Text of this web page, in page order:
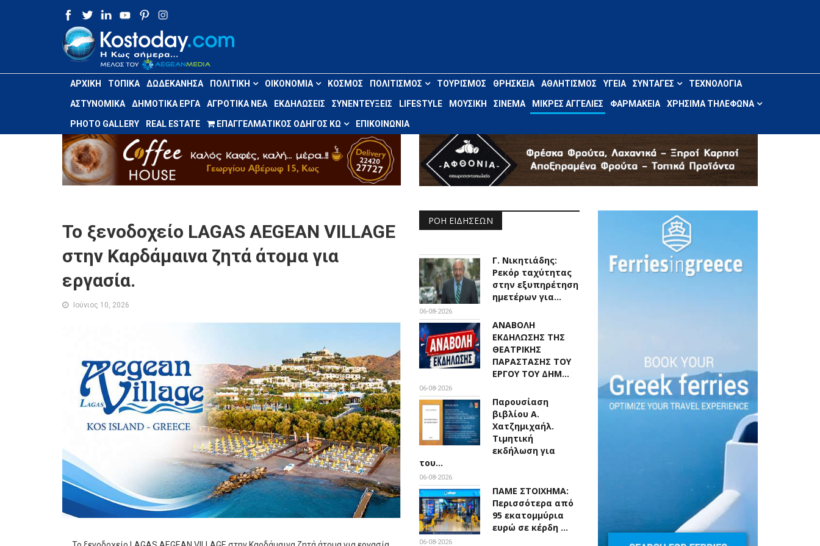
ΑΡΧΙΚΉ ΤΟΠΙΚΆ ΔΩΔΕΚΆΝΗΣΑ ΠΟΛΙΤΙΚΉ ΟΙΚΟΝΟΜΊΑ ΚΌΣΜΟΣ ΠΟΛΙΤΙΣΜΌΣ ΤΟΥΡΙΣΜΌΣ ΘΡΗΣΚΕΊΑ ΑΘΛΗΤΙΣΜΌΣ ΥΓΕΊΑ ΣΥΝΤΑΓΈΣ ΤΕΧΝΟΛΟΓΊΑ
ΑΣΤΥΝΟΜΙΚΆ ΔΗΜΟΤΙΚΆ ΈΡΓΑ ΑΓΡΟΤΙΚΆ ΝΈΑ ΕΚΔΗΛΏΣΕΙΣ ΣΥΝΕΝΤΕΎΞΕΙΣ LIFESTYLE ΜΟΥΣΙΚΉ ΣΙΝΕΜΆ ΜΙΚΡΈΣ ΑΓΓΕΛΊΕΣ ΦΑΡΜΑΚΕΊΑ ΧΡΉΣΙΜΑ ΤΗΛΈΦΩΝΑ
PHOTO GALLERY REAL ESTATE ΕΠΑΓΓΕΛΜΑΤΙΚΌΣ ΟΔΗΓΌΣ ΚΩ ΕΠΙΚΟΙΝΩΝΊΑ
Το ξενοδοχείο LAGAS AEGEAN VILLAGE
στην Καρδάμαινα ζητά άτομα για
εργασία.
Ιούνιος 10, 2026
ΡΟΉ ΕΙΔΉΣΕΩΝ
Γ. Νικητιάδης:
Ρεκόρ ταχύτητας
στην εξυπηρέτηση
ημετέρων για…
06-08-2026
ΑΝΑΒΟΛΗ
ΕΚΔΗΛΩΣΗΣ ΤΗΣ
ΘΕΑΤΡΙΚΗΣ
ΠΑΡΑΣΤΑΣΗΣ ΤΟΥ
ΕΡΓΟΥ ΤΟΥ ΔΗΜ…
06-08-2026
Παρουσίαση
βιβλίου Α.
Χατζημιχαήλ.
Τιμητική
εκδήλωση για
του…
06-08-2026
ΠΑΜΕ ΣΤΟΙΧΗΜΑ:
Περισσότερα από
95 εκατομμύρια
ευρώ σε κέρδη …
06-08-2026